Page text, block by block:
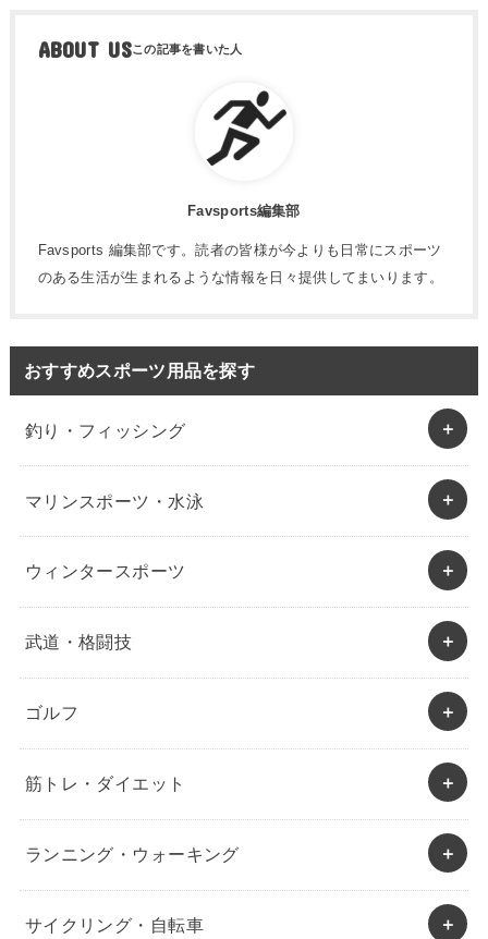
ABOUT US
Favsports編集部
Favsports 編集部です。読者の皆様が今よりも日常にスポーツ
のある生活が生まれるような情報を日々提供してまいります。
おすすめスポーツ用品を探す
釣り・フィッシング
マリンスポーツ・水泳
ウィンタースポーツ
武道・格闘技
ゴルフ
筋トレ・ダイエット
ランニング・ウォーキング
サイクリング・自転車